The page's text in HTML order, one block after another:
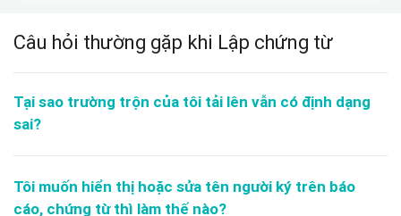
Câu hỏi thường gặp khi Lập chứng từ
Tại sao trường trộn của tôi tải lên vẫn có định dạng
sai?
Tôi muốn hiển thị hoặc sửa tên người ký trên báo
cáo, chứng từ thì làm thế nào?